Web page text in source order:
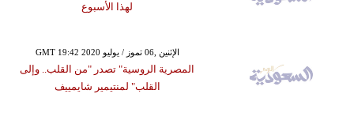
لهذا الأسبوع
GMT 19:42 2020 الإثنين ,06 تموز / يوليو
المصرية الروسية" تصدر "من القلب.. وإلى
القلب" لمنتيمير شايمييف